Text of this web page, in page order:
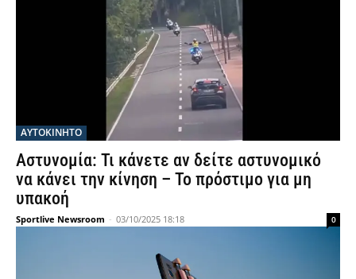
ΑΥΤΟΚΙΝΗΤΟ
Αστυνομία: Τι κάνετε αν δείτε αστυνομικό
να κάνει την κίνηση – Το πρόστιμο για μη
υπακοή
Sportlive Newsroom - 03/10/2025 18:18 0